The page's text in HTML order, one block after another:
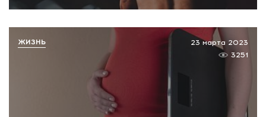
23 марта 2023
3251
ЖИЗНЬ